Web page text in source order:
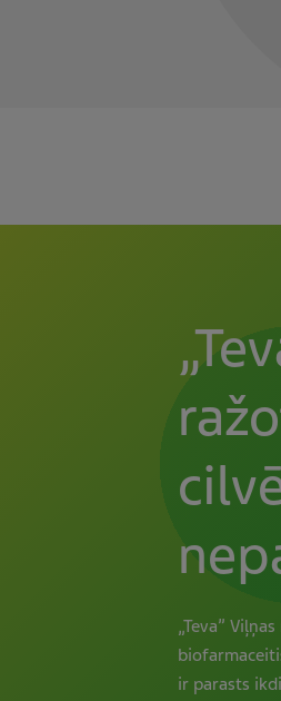
„Teva”
ir parasts